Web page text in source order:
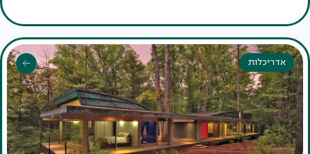
אדריכלות